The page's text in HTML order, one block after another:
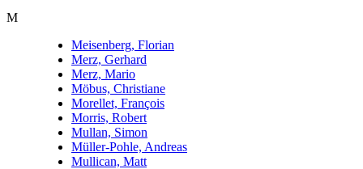
M
Meisenberg, Florian
Merz, Gerhard
Merz, Mario
Möbus, Christiane
Morellet, François
Morris, Robert
Mullan, Simon
Müller-Pohle, Andreas
Mullican, Matt